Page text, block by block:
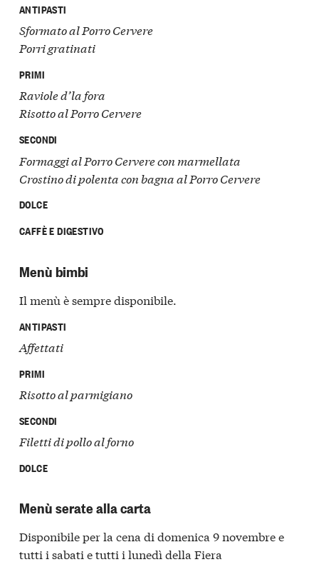
ANTIPASTI
Sformato al Porro Cervere
Porri gratinati
PRIMI
Raviole d’la fora
Risotto al Porro Cervere
SECONDI
Formaggi al Porro Cervere con marmellata
Crostino di polenta con bagna al Porro Cervere
DOLCE
CAFFÈ E DIGESTIVO
Menù bimbi
Il menù è sempre disponibile.
ANTIPASTI
Affettati
PRIMI
Risotto al parmigiano
SECONDI
Filetti di pollo al forno
DOLCE
Menù serate alla carta
Disponibile per la cena di domenica 9 novembre e
tutti i sabati e tutti i lunedì della Fiera